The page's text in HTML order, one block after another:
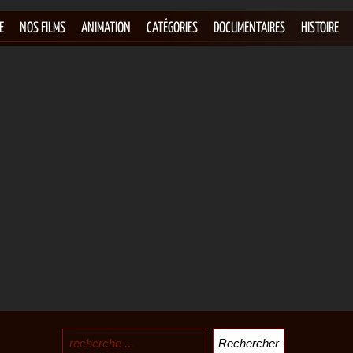
NOS FILMS ANIMATION CATÉGORIES DOCUMENTAIRES HISTOIRE